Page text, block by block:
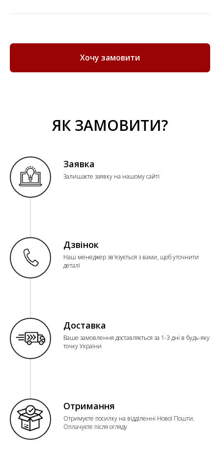
Хочу замовити
ЯК ЗАМОВИТИ?
Заявка
Залишаєте заявку на нашому сайті
Дзвінок
Наш менеджер зв'язується з вами, щоб уточнити
деталі
Доставка
Ваше замовлення доставляється за 1-3 дні в будь-яку
точку України
Отримання
Отримуєте посилку на відділенні Нової Пошти.
Оплачуєте після огляду